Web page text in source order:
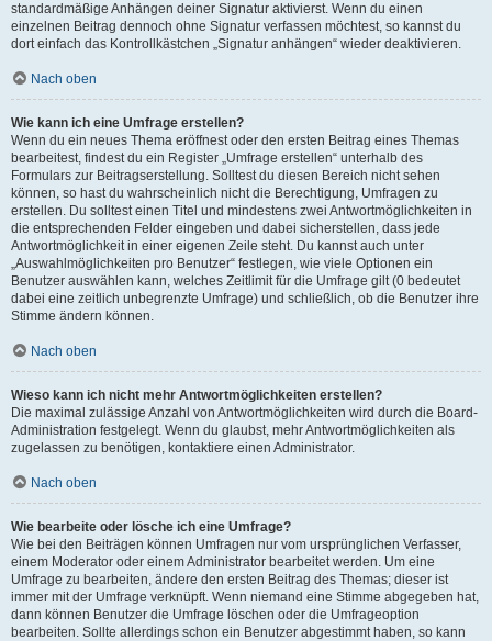
standardmäßige Anhängen deiner Signatur aktivierst. Wenn du einen
einzelnen Beitrag dennoch ohne Signatur verfassen möchtest, so kannst du
dort einfach das Kontrollkästchen „Signatur anhängen“ wieder deaktivieren.
Nach oben
Wie kann ich eine Umfrage erstellen?
Wenn du ein neues Thema eröffnest oder den ersten Beitrag eines Themas
bearbeitest, findest du ein Register „Umfrage erstellen“ unterhalb des
Formulars zur Beitragserstellung. Solltest du diesen Bereich nicht sehen
können, so hast du wahrscheinlich nicht die Berechtigung, Umfragen zu
erstellen. Du solltest einen Titel und mindestens zwei Antwortmöglichkeiten in
die entsprechenden Felder eingeben und dabei sicherstellen, dass jede
Antwortmöglichkeit in einer eigenen Zeile steht. Du kannst auch unter
„Auswahlmöglichkeiten pro Benutzer“ festlegen, wie viele Optionen ein
Benutzer auswählen kann, welches Zeitlimit für die Umfrage gilt (0 bedeutet
dabei eine zeitlich unbegrenzte Umfrage) und schließlich, ob die Benutzer ihre
Stimme ändern können.
Nach oben
Wieso kann ich nicht mehr Antwortmöglichkeiten erstellen?
Die maximal zulässige Anzahl von Antwortmöglichkeiten wird durch die Board-
Administration festgelegt. Wenn du glaubst, mehr Antwortmöglichkeiten als
zugelassen zu benötigen, kontaktiere einen Administrator.
Nach oben
Wie bearbeite oder lösche ich eine Umfrage?
Wie bei den Beiträgen können Umfragen nur vom ursprünglichen Verfasser,
einem Moderator oder einem Administrator bearbeitet werden. Um eine
Umfrage zu bearbeiten, ändere den ersten Beitrag des Themas; dieser ist
immer mit der Umfrage verknüpft. Wenn niemand eine Stimme abgegeben hat,
dann können Benutzer die Umfrage löschen oder die Umfrageoption
bearbeiten. Sollte allerdings schon ein Benutzer abgestimmt haben, so kann